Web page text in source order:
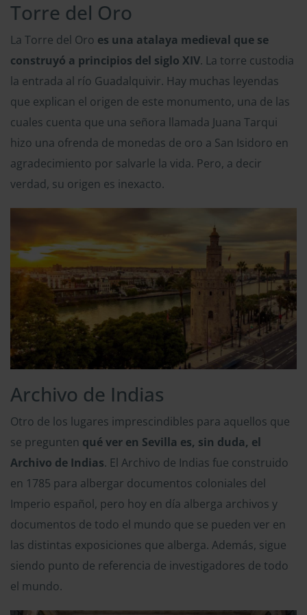
Torre del Oro
La Torre del Oro es una atalaya medieval que se
construyó a principios del siglo XIV. La torre custodia
la entrada al río Guadalquivir. Hay muchas leyendas
que explican el origen de este monumento, una de las
cuales cuenta que una señora llamada Juana Tarqui
hizo una ofrenda de monedas de oro a San Isidoro en
agradecimiento por salvarle la vida. Pero, a decir
verdad, su origen es inexacto.
Archivo de Indias
Otro de los lugares imprescindibles para aquellos que
se pregunten qué ver en Sevilla es, sin duda, el
Archivo de Indias. El Archivo de Indias fue construido
en 1785 para albergar documentos coloniales del
Imperio español, pero hoy en día alberga archivos y
documentos de todo el mundo que se pueden ver en
las distintas exposiciones que alberga. Además, sigue
siendo punto de referencia de investigadores de todo
el mundo.